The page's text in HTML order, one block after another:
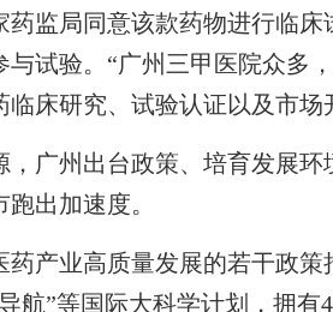
监局同意该款药物进行临床
与试验。“广州三甲医院众多
临床研究、试验认证以及市场
州出台政策、培育发展环
出加速度。
业高质量发展的若干政策
航”等国际大科学计划，拥